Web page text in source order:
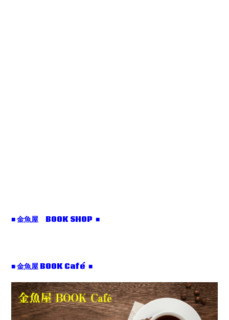
■ 金魚屋 BOOK SHOP ■
■ 金魚屋 BOOK Café ■